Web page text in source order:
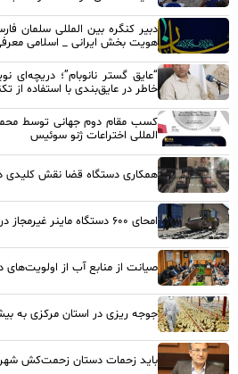
دبیر کنگره بین المللی سلمان
هویت بخش ایرانی _ اسلامی
“عایق گستر نانوبام”؛
خاطر در عایق‌بندی با استفاده از
کسب مقام دوم جهانی توسط
المللی اختراعات ژنو سوئیس
همکاری دستگاه قضا نقش کلیدی
امحای ۶۰۰ دستگاه ماینر غیرمجاز در استان مرکزی
صیانت از منابع آب از
جوجه ریزی در استان مرکزی به بیش از ۶ میلیون
باید زحمات دستان زحمت‌کش